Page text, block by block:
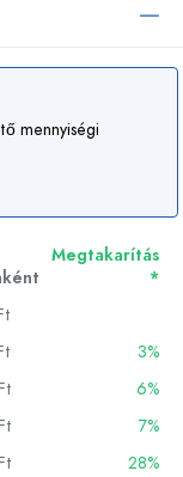
mennyiségi
Megtakarítás
*
3%
6%
7%
28%